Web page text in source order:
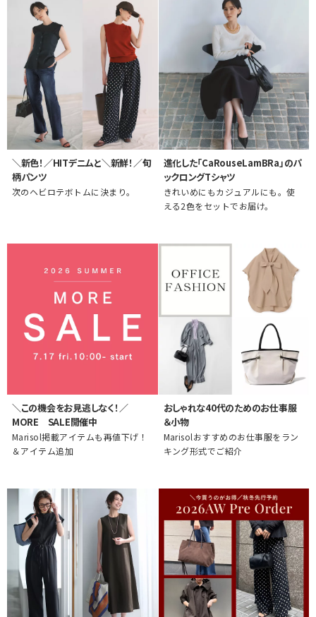
＼新色！／HITデニムと＼新鮮！／旬
柄パンツ
次のヘビロテボトムに決まり。
進化した「CaRouseLamBRa」のパ
ックロングTシャツ
きれいめにもカジュアルにも。使
える2色をセットでお届け。
＼この機会をお見逃しなく！／
MORE SALE開催中
Marisol掲載アイテムも再値下げ！
＆アイテム追加
おしゃれな40代のためのお仕事服
＆小物
Marisolおすすめのお仕事服をラン
キング形式でご紹介